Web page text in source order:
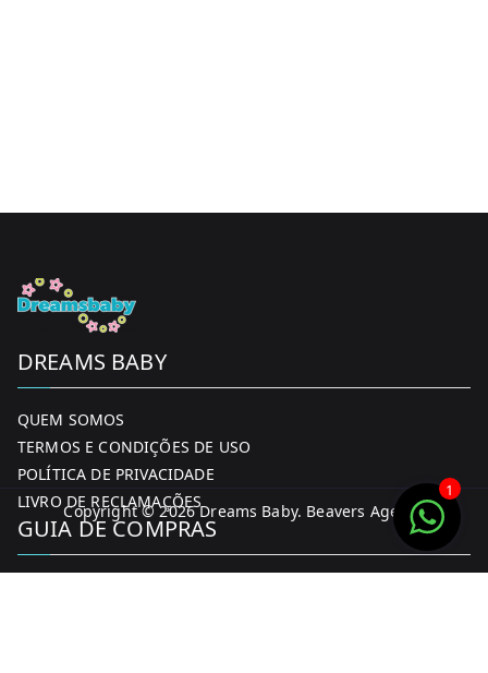
DREAMS BABY
QUEM SOMOS
TERMOS E CONDIÇÕES DE USO
POLÍTICA DE PRIVACIDADE
LIVRO DE RECLAMAÇÕES
GUIA DE COMPRAS
Copyright © 2026Dreams Baby. Beavers Agency
1